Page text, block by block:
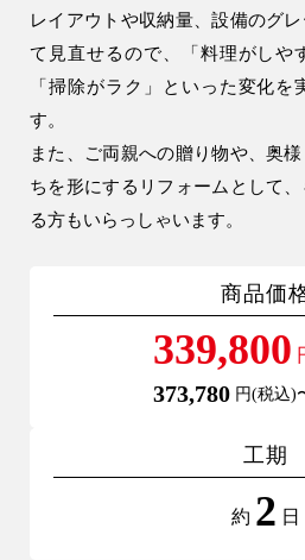
レイアウトや収納量、設備のグ
て見直せるので、「料理がしや
「掃除がラク」といった変化
す。
また、ご両親への贈り物や、奥
ちを形にするリフォームとして
る方もいらっしゃいます。
商品価
339,800
373,780 円(税込)
工期
約 2 日
アフターメンテナ
安心保証制度
建設事業
アパート建築
事業用建物
リフォーム・リノベーシ
リフォームプラン紹介
土地探しサポート